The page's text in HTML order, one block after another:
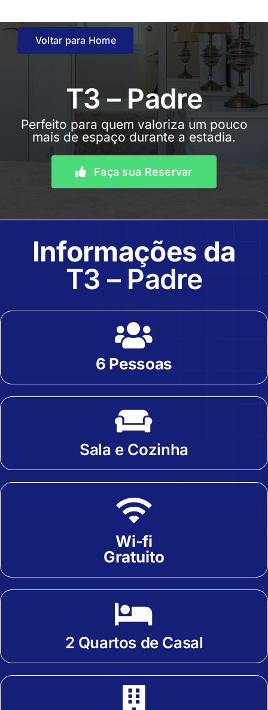
to
Voltar para Home
T3 – Padre
Perfeito para quem valoriza um pouco
mais de espaço durante a estadia.
Faça sua Reservar
Informações da
T3 – Padre
6 Pessoas
Sala e Cozinha
Wi-fi
Gratuito
2 Quartos de Casal